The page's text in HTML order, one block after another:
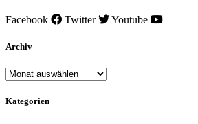
Facebook Twitter Youtube
Archiv
Archiv
Kategorien